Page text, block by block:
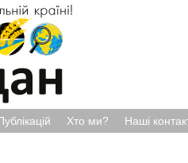
Хто ми? Наші